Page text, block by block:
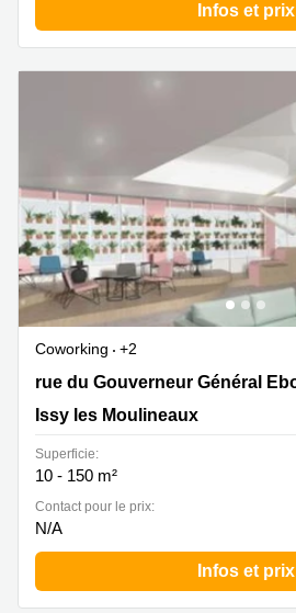
Infos et prix
Coworking
+2
24 rue du Gouverneur Général
rue du Gouverneur Général
Issy les Moulineaux
Superficie:
10 - 150 m²
Contact pour le prix:
N/A
Infos et prix